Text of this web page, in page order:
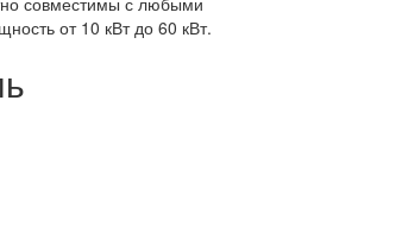
от 10 кВт до 60 кВт.